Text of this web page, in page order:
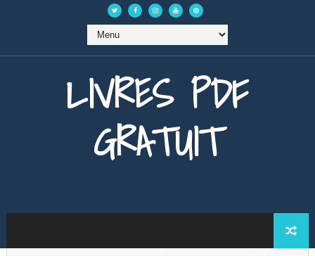
LIVRES PDF
GRATUIT